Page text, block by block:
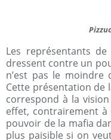
Les représentants
dressent contre un
n’est pas le moindre
Cette présentation de
correspond à la vision
effet, contrairement à
pouvoir de la mafia
plus paisible si on